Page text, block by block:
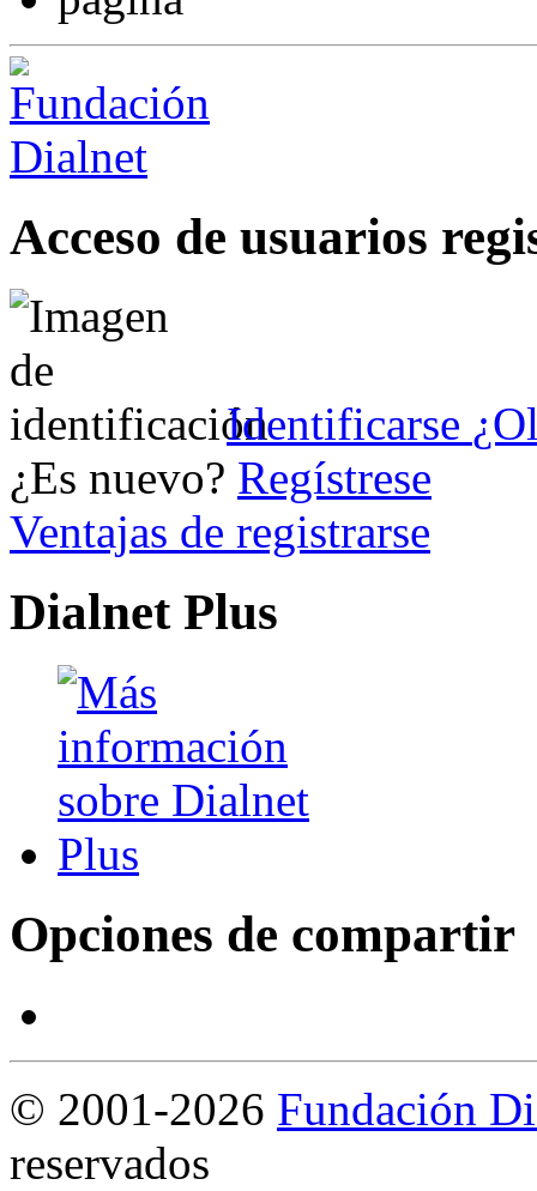
Acceso de usuarios
Identificarse
¿Es nuevo? Regístrese
Ventajas de registrarse
Dialnet Plus
Opciones de compartir
© 2001-2026 Fundación
reservados